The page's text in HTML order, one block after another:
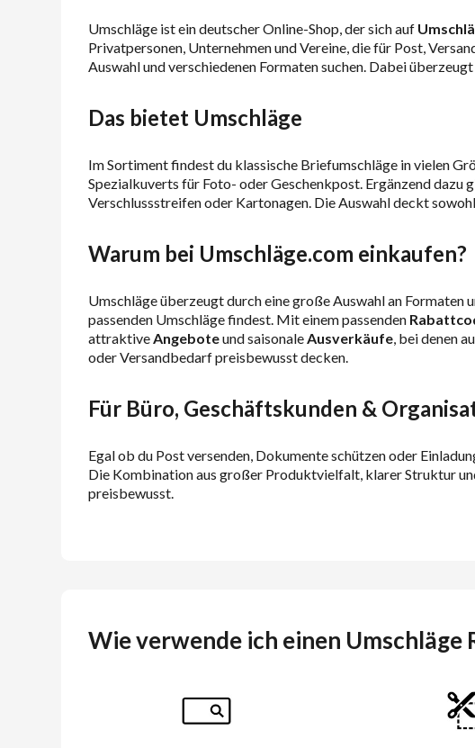
Umschläge ist ein deutscher Online-Shop, der sich auf
Privatpersonen, Unternehmen und Vereine, die für Post,
Auswahl und verschiedenen Formaten suchen. Dabei
Das bietet Umschläge
Im Sortiment findest du klassische Briefumschläge in vielen
Spezialkuverts für Foto- oder Geschenkpost. Ergänzend
Verschlussstreifen oder Kartonagen. Die Auswahl deckt
Warum bei Umschläge.com einkaufen?
Umschläge überzeugt durch eine große Auswahl an
passenden Umschläge findest. Mit einem passenden
attraktive Angeboteund saisonale Ausverkäufe , bei denen
oder Versandbedarf preisbewusst decken.
Für Büro, Geschäftskunden &
Egal ob du Post versenden, Dokumente schützen oder
Die Kombination aus großer Produktvielfalt, klarer Struktur
preisbewusst.
Wie verwende ich einen Umschläge